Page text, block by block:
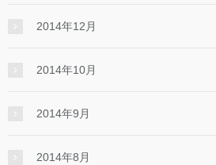
2014年12月
2014年10月
2014年9月
2014年8月